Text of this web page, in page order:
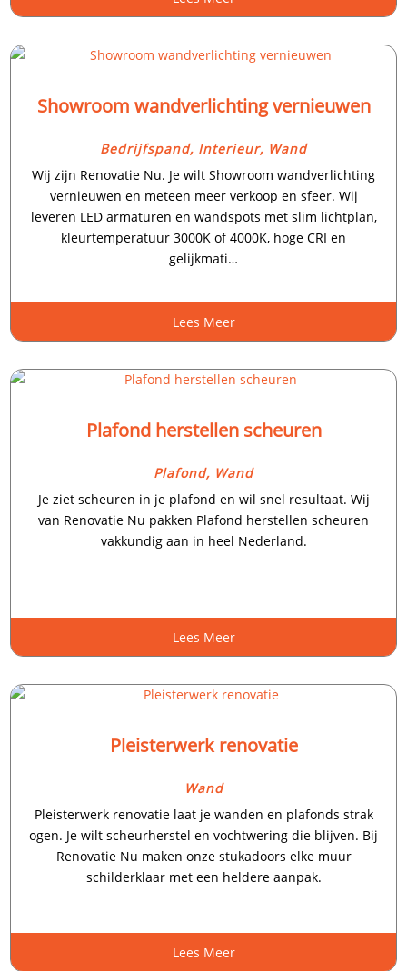
Showroom wandverlichting vernieuwen
Bedrijfspand, Interieur, Wand
Wij zijn Renovatie Nu.​ Je wilt Showroom wandverlichting
vernieuwen en meteen meer verkoop en sfeer.​ Wij
leveren LED armaturen en wandspots met slim lichtplan,
kleurtemperatuur 3000K of 4000K, hoge CRI en
gelijkmati…
Lees Meer
Plafond herstellen scheuren
Plafond, Wand
Je ziet scheuren in je plafond en wil snel resultaat.​ Wij
van Renovatie Nu pakken Plafond herstellen scheuren
vakkundig aan in heel Nederland.​
Lees Meer
Pleisterwerk renovatie
Wand
Pleisterwerk renovatie laat je wanden en plafonds strak
ogen.​ Je wilt scheurherstel en vochtwering die blijven.​ Bij
Renovatie Nu maken onze stukadoors elke muur
schilderklaar met een heldere aanpak.​
Lees Meer